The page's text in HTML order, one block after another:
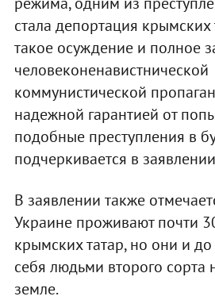
стала депортация крымских
такое осуждение и полное
человеконенавистнической
коммунистической
надежной гарантией от
подобные преступления в
подчеркивается в
В заявлении также
Украине проживают почти
крымских татар, но они и до
себя людьми второго сорта
земле.